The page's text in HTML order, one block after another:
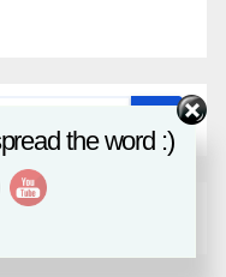
the word :)